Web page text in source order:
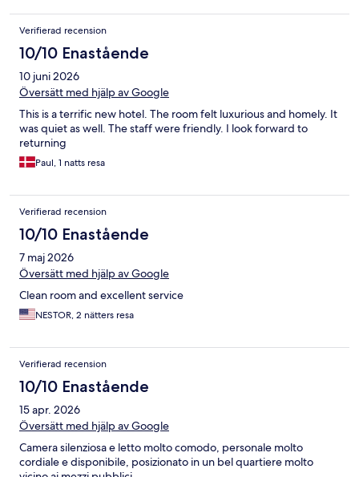
Verifierad recension
10/10 Enastående
10 juni 2026
Översätt med hjälp av Google
This is a terrific new hotel. The room felt luxurious and homely. It
was quiet as well. The staff were friendly. I look forward to
returning
Paul, 1 natts resa
Verifierad recension
10/10 Enastående
7 maj 2026
Översätt med hjälp av Google
Clean room and excellent service
NESTOR, 2 nätters resa
Verifierad recension
10/10 Enastående
15 apr. 2026
Översätt med hjälp av Google
Camera silenziosa e letto molto comodo, personale molto
cordiale e disponibile, posizionato in un bel quartiere molto